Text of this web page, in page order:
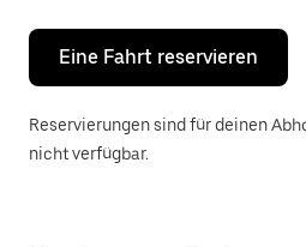
um
den
Kalender
schließen.
Eine Fahrt reservieren
Reservierungen sind für deinen
nicht verfügbar.